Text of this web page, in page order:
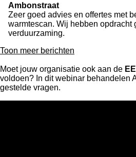
Ambonstraat
Zeer goed advies en offertes met
warmtescan. Wij hebben opdracht
verduurzaming.
Toon meer berichten
Moet jouw organisatie ook aan de
voldoen? In dit webinar behandelen
gestelde vragen.